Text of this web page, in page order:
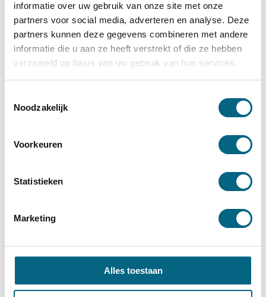
informatie over uw gebruik van onze site met onze
partners voor social media, adverteren en analyse. Deze
partners kunnen deze gegevens combineren met andere
informatie die u aan ze heeft verstrekt of die ze hebben
verzameld op basis van uw gebruik van hun services.
Noodzakelijk
Voorkeuren
Statistieken
Marketing
Alles toestaan
Hoe lang duurt het om een hypotheek rond
Kan ik een huis kopen zonder vast
contract?
Hoeveel maal mijn jaarsalaris mag ik een
Hoe hoog mag mijn hypotheek zijn voor een
Wat is mijn maximale hypotheek?
Artikelen in deze categorie
Wat kost hypotheek advies
Hoe moet ik een aflossingsvrije